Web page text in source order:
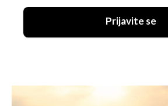
Prijavite se